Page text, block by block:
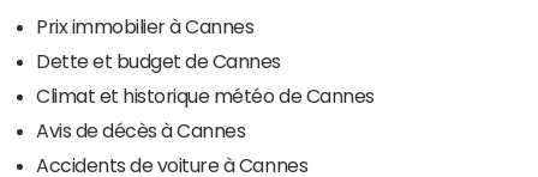
Prix immobilier à Cannes
Dette et budget de Cannes
Climat et historique météo de Cannes
Avis de décès à Cannes
Accidents de voiture à Cannes